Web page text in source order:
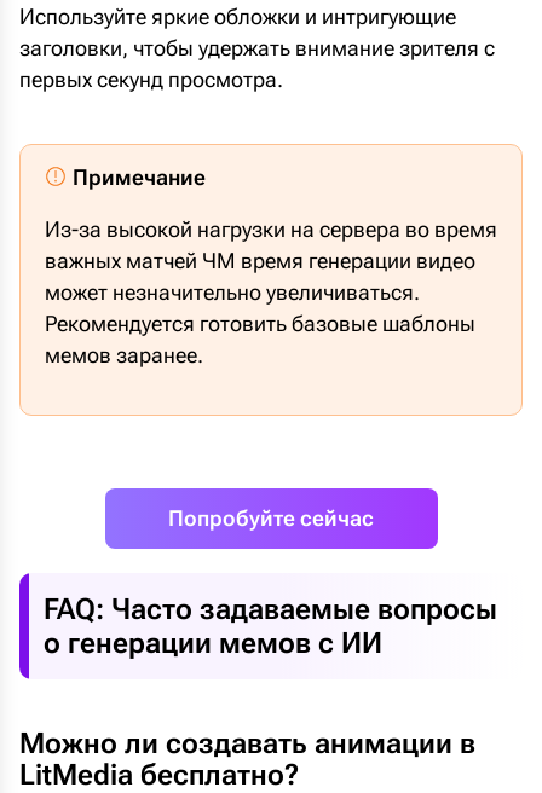
Используйте яркие обложки и интригующие
заголовки, чтобы удержать внимание зрителя с
первых секунд просмотра.
Примечание
Из-за высокой нагрузки на сервера во время
важных матчей ЧМ время генерации видео
может незначительно увеличиваться.
Рекомендуется готовить базовые шаблоны
мемов заранее.
Попробуйте сейчас
FAQ: Часто задаваемые вопросы
о генерации мемов с ИИ
Можно ли создавать анимации в
LitMedia бесплатно?